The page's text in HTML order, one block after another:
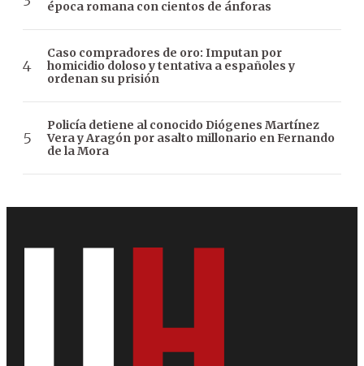
época romana con cientos de ánforas
Caso compradores de oro: Imputan por
homicidio doloso y tentativa a españoles y
ordenan su prisión
Policía detiene al conocido Diógenes Martínez
Vera y Aragón por asalto millonario en Fernando
de la Mora